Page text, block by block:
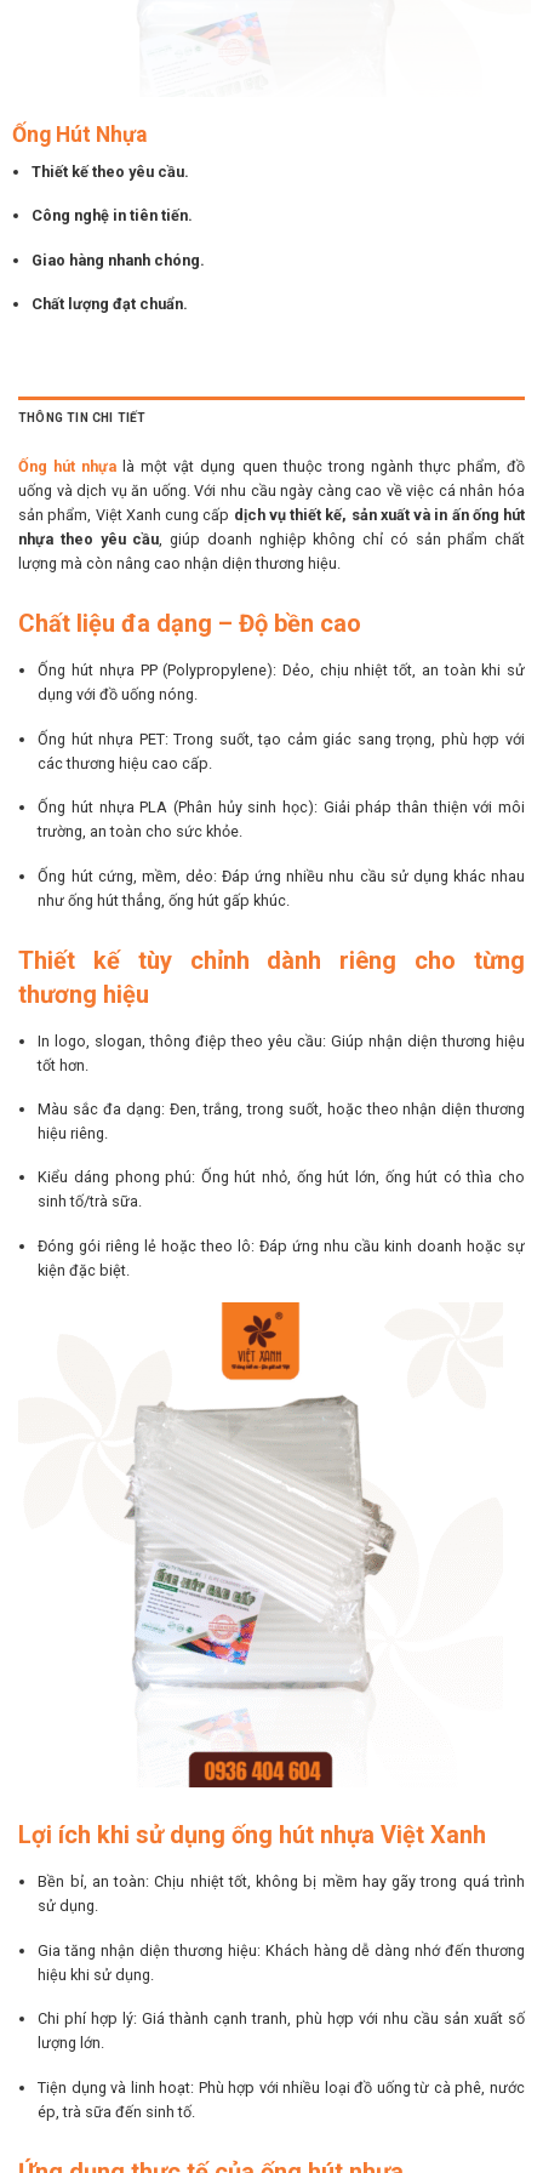
Ống Hút Nhựa
Thiết kế theo yêu cầu.
Công nghệ in tiên tiến.
Giao hàng nhanh chóng.
Chất lượng đạt chuẩn.
THÔNG TIN CHI TIẾT
Ống hút nhựa là một vật dụng quen thuộc trong ngành thực phẩm, đồ
uống và dịch vụ ăn uống. Với nhu cầu ngày càng cao về việc cá nhân hóa
sản phẩm, Việt Xanh cung cấp dịch vụ thiết kế, sản xuất và in ấn ống hút
nhựa theo yêu cầu, giúp doanh nghiệp không chỉ có sản phẩm chất
lượng mà còn nâng cao nhận diện thương hiệu.
Chất liệu đa dạng – Độ bền cao
Ống hút nhựa PP (Polypropylene): Dẻo, chịu nhiệt tốt, an toàn khi sử
dụng với đồ uống nóng.
Ống hút nhựa PET: Trong suốt, tạo cảm giác sang trọng, phù hợp với
các thương hiệu cao cấp.
Ống hút nhựa PLA (Phân hủy sinh học): Giải pháp thân thiện với môi
trường, an toàn cho sức khỏe.
Ống hút cứng, mềm, dẻo: Đáp ứng nhiều nhu cầu sử dụng khác nhau
như ống hút thẳng, ống hút gấp khúc.
Thiết kế tùy chỉnh dành riêng cho từng
thương hiệu
In logo, slogan, thông điệp theo yêu cầu: Giúp nhận diện thương hiệu
tốt hơn.
Màu sắc đa dạng: Đen, trắng, trong suốt, hoặc theo nhận diện thương
hiệu riêng.
Kiểu dáng phong phú: Ống hút nhỏ, ống hút lớn, ống hút có thìa cho
sinh tố/trà sữa.
Đóng gói riêng lẻ hoặc theo lô: Đáp ứng nhu cầu kinh doanh hoặc sự
kiện đặc biệt.
Lợi ích khi sử dụng ống hút nhựa Việt Xanh
Bền bỉ, an toàn: Chịu nhiệt tốt, không bị mềm hay gãy trong quá trình
sử dụng.
Gia tăng nhận diện thương hiệu: Khách hàng dễ dàng nhớ đến thương
hiệu khi sử dụng.
Chi phí hợp lý: Giá thành cạnh tranh, phù hợp với nhu cầu sản xuất số
lượng lớn.
Tiện dụng và linh hoạt: Phù hợp với nhiều loại đồ uống từ cà phê, nước
ép, trà sữa đến sinh tố.